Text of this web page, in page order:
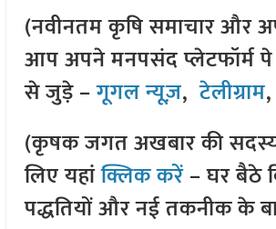
(नवीनतम कृषि समाचार और
आप अपने मनपसंद प्लेटफॉर्म
से जुड़े –गूगल न्यूज़,टेलीग्राम
(कृषक जगत अखबार की
लिए यहांक्लिक करें– घर बैठे
पद्धतियों और नई तकनीक के